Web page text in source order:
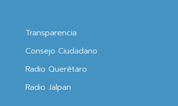
Transparencia
Consejo Ciudadano
Radio Querétaro
Radio Jalpan